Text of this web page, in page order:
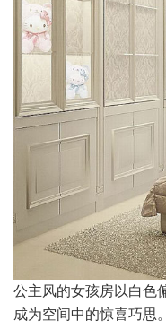
公主风的女孩房以白色
成为空间中的惊喜巧思。